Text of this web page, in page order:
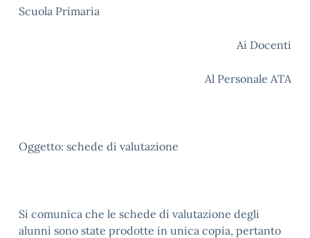
Scuola Primaria
Ai Docenti
Al Personale ATA
Oggetto: schede di valutazione
Si comunica che le schede di valutazione degli
alunni sono state prodotte in unica copia, pertanto